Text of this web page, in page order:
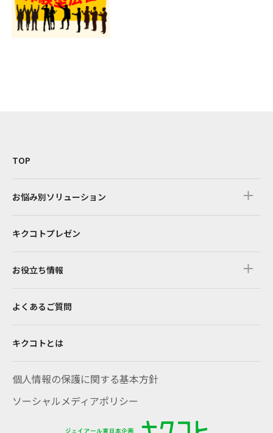
TOP
お悩み別ソリューション
キクコトプレゼン
お役立ち情報
よくあるご質問
キクコトとは
個人情報の保護に関する基本方針
ソーシャルメディアポリシー